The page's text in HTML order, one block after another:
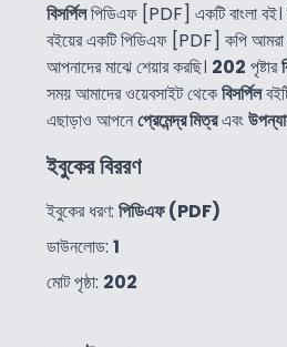
বিসর্পিলপিডিএফ [PDF] একটি বাংলা বই।
বইয়ের একটি পিডিএফ [PDF] কপি আমরা
আপনাদের মাঝে শেয়ার করছি। 202 পৃষ্টার
সময় আমাদের ওয়েবসাইট থেকেবিসর্পিল
এছাড়াও আপনেপ্রেমেন্দ্র মিত্রএবং
ইবুকের বিররণ
ইবুকের ধরণ: পিডিএফ (PDF)
ডাউনলোড: 1
মোট পৃষ্ঠা: 202